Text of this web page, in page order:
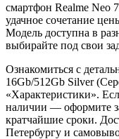
смартфон Realme Neo
удачное сочетание
Модель доступна в
выбирайте под свои
Ознакомиться с
16Gb/512Gb Silver
«Характеристики».
наличии — оформите
кратчайшие сроки.
Петербургу и